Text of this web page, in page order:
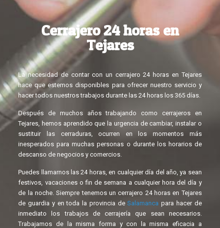
Cerrajero 24 horas en
Tejares
La necesidad de contar con un cerrajero 24 horas en Tejares
hace que estemos disponibles para ofrecer nuestro servicio y
hacer todos nuestros trabajos durante las 24 horas los 365 días.
Después de muchos años trabajando como cerrajeros en
Tejares, hemos aprendido que la urgencia de cambiar, instalar o
sustituir las cerraduras, ocurren en los momentos más
inesperados para muchas personas o durante los horarios de
descanso de negocios y comercios.
Puedes llamarnos las 24 horas, en cualquier día del año, ya sean
festivos, vacaciones o fin de semana a cualquier hora del día y
de la noche. Siempre tenemos un cerrajero 24 horas en Tejares
de guardia y en toda la provincia deSalamanca para hacer de
inmediato los trabajos de cerrajería que sean necesarios.
Trabajamos de la misma forma y con la misma eficacia a